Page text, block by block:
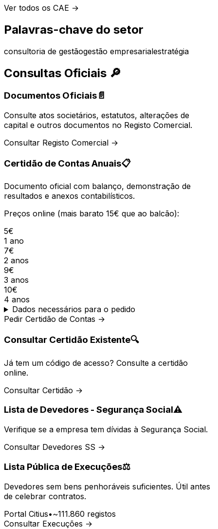
Ver todos os CAE →
Palavras-chave do setor
consultoria de gestãogestão empresarialestratégia
Consultas Oficiais 🔎
Documentos Oficiais📄
Consulte atos societários, estatutos, alterações de
capital e outros documentos no Registo Comercial.
Consultar Registo Comercial →
Certidão de Contas Anuais📋
Documento oficial com balanço, demonstração de
resultados e anexos contabilísticos.
Preços online (mais barato 15€ que ao balcão):
5€
1 ano
7€
2 anos
9€
3 anos
10€
4 anos
Dados necessários para o pedido
Pedir Certidão de Contas →
Consultar Certidão Existente🔍
Já tem um código de acesso? Consulte a certidão
online.
Consultar Certidão →
Lista de Devedores - Segurança Social⚠️
Verifique se a empresa tem dívidas à Segurança Social.
Consultar Devedores SS →
Lista Pública de Execuções⚖️
Devedores sem bens penhoráveis suficientes. Útil antes
de celebrar contratos.
Portal Citius•~111.860 registos
Consultar Execuções →